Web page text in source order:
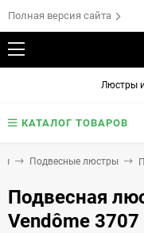
Полная версия сайта
Люстры
КАТАЛОГ ТОВАРОВ
Подвесные люстры
Подвесная
Vendôme 3707